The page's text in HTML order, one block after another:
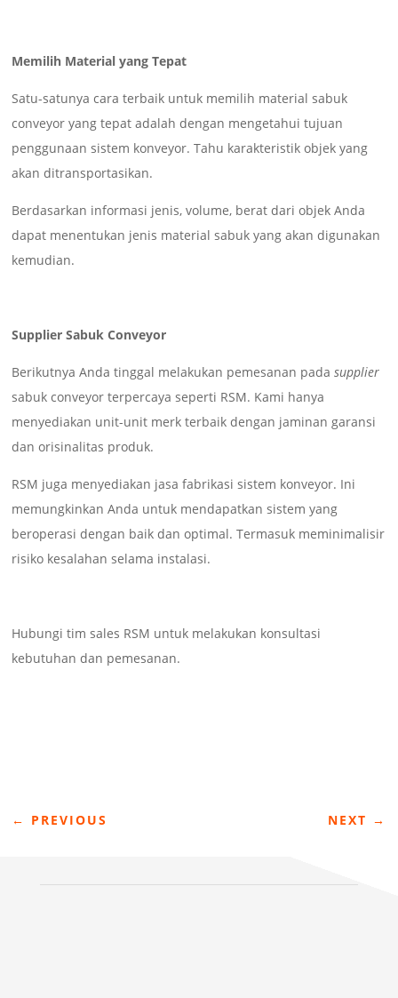
Memilih Material yang Tepat
Satu-satunya cara terbaik untuk memilih material sabuk
conveyor yang tepat adalah dengan mengetahui tujuan
penggunaan sistem konveyor. Tahu karakteristik objek yang
akan ditransportasikan.
Berdasarkan informasi jenis, volume, berat dari objek Anda
dapat menentukan jenis material sabuk yang akan digunakan
kemudian.
Supplier Sabuk Conveyor
Berikutnya Anda tinggal melakukan pemesanan padasupplier
sabuk conveyor terpercaya seperti RSM. Kami hanya
menyediakan unit-unit merk terbaik dengan jaminan garansi
dan orisinalitas produk.
RSM juga menyediakan jasa fabrikasi sistem konveyor. Ini
memungkinkan Anda untuk mendapatkan sistem yang
beroperasi dengan baik dan optimal. Termasuk meminimalisir
risiko kesalahan selama instalasi.
Hubungi tim sales RSM untuk melakukan konsultasi
kebutuhan dan pemesanan.
← PREVIOUS NEXT →